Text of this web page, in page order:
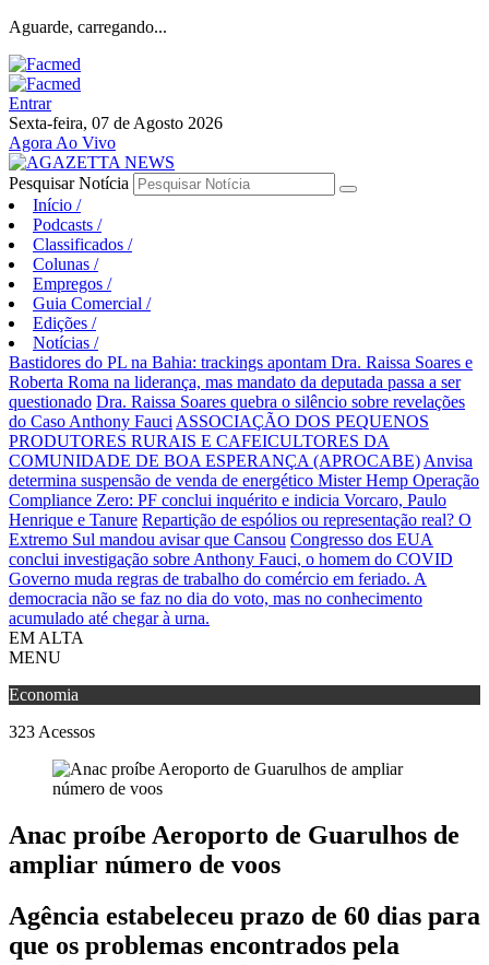
Aguarde, carregando...
Entrar
Sexta-feira, 07 de Agosto 2026
Agora Ao Vivo
Pesquisar Notícia
Início /
Podcasts /
Classificados /
Colunas /
Empregos /
Guia Comercial /
Edições /
Notícias /
Bastidores do PL na Bahia: trackings apontam Dra. Raissa Soares e
Roberta Roma na liderança, mas mandato da deputada passa a ser
questionado Dra. Raissa Soares quebra o silêncio sobre revelações
do Caso Anthony Fauci ASSOCIAÇÃO DOS PEQUENOS
PRODUTORES RURAIS E CAFEICULTORES DA
COMUNIDADE DE BOA ESPERANÇA (APROCABE) Anvisa
determina suspensão de venda de energético Mister Hemp Operação
Compliance Zero: PF conclui inquérito e indicia Vorcaro, Paulo
Henrique e Tanure Repartição de espólios ou representação real? O
Extremo Sul mandou avisar que Cansou Congresso dos EUA
conclui investigação sobre Anthony Fauci, o homem do COVID
Governo muda regras de trabalho do comércio em feriado. A
democracia não se faz no dia do voto, mas no conhecimento
acumulado até chegar à urna.
EM ALTA
MENU
Economia
323 Acessos
Anac proíbe Aeroporto de Guarulhos de
ampliar número de voos
Agência estabeleceu prazo de 60 dias para
que os problemas encontrados pela